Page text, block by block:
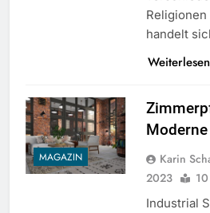
handelt
Weiterlesen
MAGAZIN Karin
2023
Industrial